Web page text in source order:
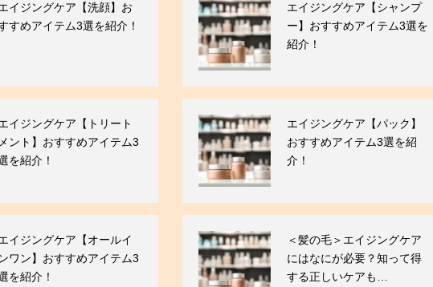
イジングケア【洗顔】お
すめアイテム3選を紹介！
エイジングケア【シャンプ
ー】おすすめアイテム3選を
紹介！
イジングケア【トリート
メント】おすすめアイテム3
を紹介！
エイジングケア【パック】
おすすめアイテム3選を紹
介！
イジングケア【オールイ
ンワン】おすすめアイテム3
を紹介！
＜髪の毛＞エイジングケア
にはなにが必要？知って得
する正しいケアも…